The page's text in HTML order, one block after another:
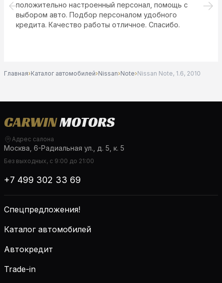
положительно настроенный персонал, помощь с
выбором авто. Подбор персоналом удобного
кредита. Качество работы отличное. Спасибо.
Главная›Каталог автомобилей›Nissan›Note›Nissan Note, 1.6, 2010
Адрес салона
Москва, 6-Радиальная ул., д. 5, к. 5
Без выходных, с 9:00 до 21:00
+7 499 302 33 69
Спецпредложения!
Каталог автомобилей
Автокредит
Trade-in